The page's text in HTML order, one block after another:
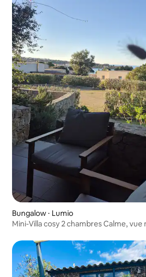
Bungalow ⋅ Lumio
Mini-Villa cosy 2 chambres Calme, vue